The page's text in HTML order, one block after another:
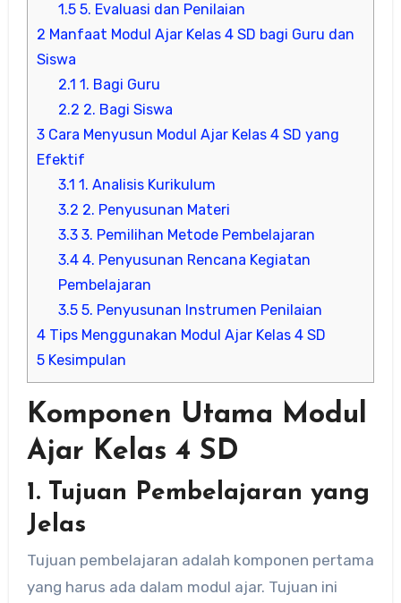
1.55. Evaluasi dan Penilaian
2 Manfaat Modul Ajar Kelas 4 SD bagi Guru dan
Siswa
2.1 1. Bagi Guru
2.2 2. Bagi Siswa
3Cara Menyusun Modul Ajar Kelas 4 SD yang
Efektif
3.1 1. Analisis Kurikulum
3.2 2. Penyusunan Materi
3.33. Pemilihan Metode Pembelajaran
3.44. Penyusunan Rencana Kegiatan
Pembelajaran
3.55. Penyusunan Instrumen Penilaian
4Tips Menggunakan Modul Ajar Kelas 4 SD
5Kesimpulan
Komponen Utama Modul
Ajar Kelas 4 SD
1. Tujuan Pembelajaran yang
Jelas
Tujuan pembelajaran adalah komponen pertama
yang harus ada dalam modul ajar. Tujuan ini